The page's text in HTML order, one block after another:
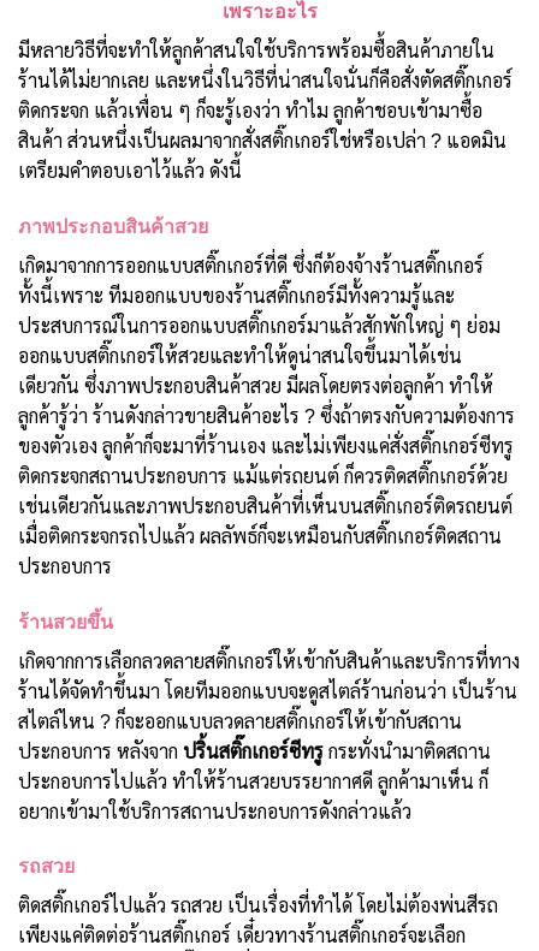
เพราะอะไร
มีหลายวิธีที่จะทำให้ลูกค้าสนใจใช้บริการพร้อมซื้อสินค้าภายใน
ร้านได้ไม่ยากเลย และหนึ่งในวิธีที่น่าสนใจนั่นก็คือสั่งตัดสติ๊กเกอร์
ติดกระจก แล้วเพื่อน ๆ ก็จะรู้เองว่า ทำไม ลูกค้าชอบเข้ามาซื้อ
สินค้า ส่วนหนึ่งเป็นผลมาจากสั่งสติ๊กเกอร์ใช่หรือเปล่า ? แอดมิน
เตรียมคำตอบเอาไว้แล้ว ดังนี้
ภาพประกอบสินค้าสวย
เกิดมาจากการออกแบบสติ๊กเกอร์ที่ดี ซึ่งก็ต้องจ้างร้านสติ๊กเกอร์
ทั้งนี้เพราะ ทีมออกแบบของร้านสติ๊กเกอร์มีทั้งความรู้และ
ประสบการณ์ในการออกแบบสติ๊กเกอร์มาแล้วสักพักใหญ่ ๆ ย่อม
ออกแบบสติ๊กเกอร์ให้สวยและทำให้ดูน่าสนใจขึ้นมาได้เช่น
เดียวกัน ซึ่งภาพประกอบสินค้าสวย มีผลโดยตรงต่อลูกค้า ทำให้
ลูกค้ารู้ว่า ร้านดังกล่าวขายสินค้าอะไร ? ซึ่งถ้าตรงกับความต้องการ
ของตัวเอง ลูกค้าก็จะมาที่ร้านเอง และไม่เพียงแค่สั่งสติ๊กเกอร์ซีทรู
ติดกระจกสถานประกอบการ แม้แต่รถยนต์ ก็ควรติดสติ๊กเกอร์ด้วย
เช่นเดียวกันและภาพประกอบสินค้าที่เห็นบนสติ๊กเกอร์ติดรถยนต์
เมื่อติดกระจกรถไปแล้ว ผลลัพธ์ก็จะเหมือนกับสติ๊กเกอร์ติดสถาน
ประกอบการ
ร้านสวยขึ้น
เกิดจากการเลือกลวดลายสติ๊กเกอร์ให้เข้ากับสินค้าและบริการที่ทาง
ร้านได้จัดทำขึ้นมา โดยทีมออกแบบจะดูสไตล์ร้านก่อนว่า เป็นร้าน
สไตล์ไหน ? ก็จะออกแบบลวดลายสติ๊กเกอร์ให้เข้ากับสถาน
ประกอบการ หลังจาก ปริ้นสติ๊กเกอร์ซีทรู กระทั่งนำมาติดสถาน
ประกอบการไปแล้ว ทำให้ร้านสวยบรรยากาศดี ลูกค้ามาเห็น ก็
อยากเข้ามาใช้บริการสถานประกอบการดังกล่าวแล้ว
รถสวย
ติดสติ๊กเกอร์ไปแล้ว รถสวย เป็นเรื่องที่ทำได้ โดยไม่ต้องพ่นสีรถ
เพียงแค่ติดต่อร้านสติ๊กเกอร์ เดี๋ยวทางร้านสติ๊กเกอร์จะเลือก